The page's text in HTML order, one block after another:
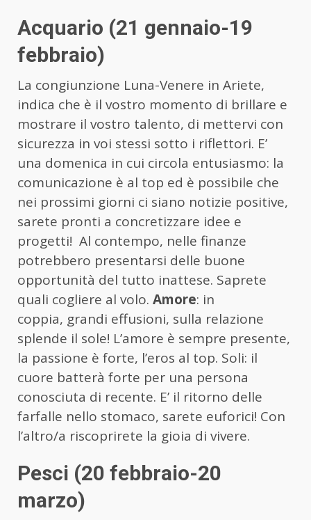
Acquario (21 gennaio-19
febbraio)
La congiunzione Luna-Venere in Ariete,
indica che è il vostro momento di brillare e
mostrare il vostro talento, di mettervi con
sicurezza in voi stessi sotto i riflettori. E’
una domenica in cui circola entusiasmo: la
comunicazione è al top ed è possibile che
nei prossimi giorni ci siano notizie positive,
sarete pronti a concretizzare idee e
progetti! Al contempo, nelle finanze
potrebbero presentarsi delle buone
opportunità del tutto inattese. Saprete
quali cogliere al volo. Amore: in
coppia, grandi effusioni, sulla relazione
splende il sole! L’amore è sempre presente,
la passione è forte, l’eros al top. Soli: il
cuore batterà forte per una persona
conosciuta di recente. E’ il ritorno delle
farfalle nello stomaco, sarete euforici! Con
l’altro/a riscoprirete la gioia di vivere.
Pesci (20 febbraio-20
marzo)